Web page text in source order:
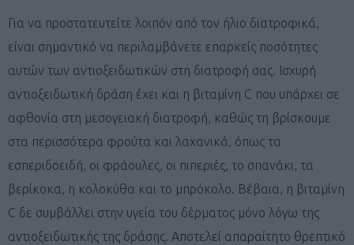
Για να προστατευτείτε λοιπόν από τον ήλιο διατροφικά,
είναι σημαντικό να περιλαμβάνετε επαρκείς ποσότητες
αυτών των αντιοξειδωτικών στη διατροφή σας. Ισχυρή
αντιοξειδωτική δράση έχει και η βιταμίνη C που υπάρχει σε
αφθονία στη μεσογειακή διατροφή, καθώς τη βρίσκουμε
στα περισσότερα φρούτα και λαχανικά, όπως τα
εσπεριδοειδή, οι φράουλες, οι πιπεριές, το σπανάκι, τα
βερίκοκα, η κολοκύθα και το μπρόκολο. Βέβαια, η βιταμίνη
C δε συμβάλλει στην υγεία του δέρματος μόνο λόγω της
αντιοξειδωτικής της δράσης. Αποτελεί απαραίτητο θρεπτικό